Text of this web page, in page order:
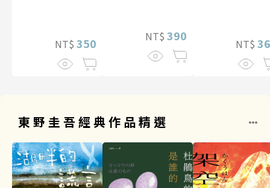
NT$ 350 NT$ 390
NT$
東野圭吾經典作品精選